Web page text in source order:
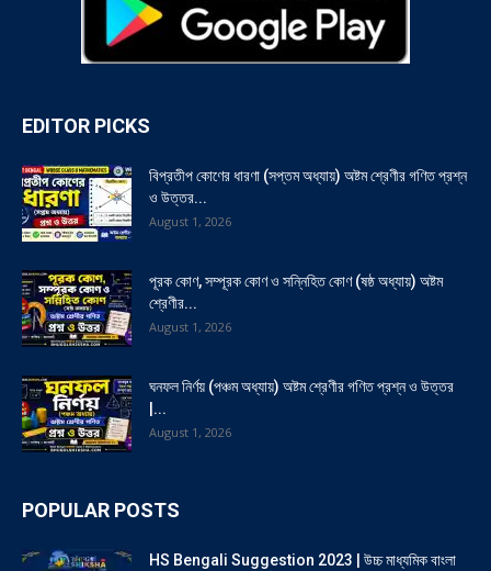
EDITOR PICKS
বিপ্রতীপ কোণের ধারণা (সপ্তম অধ্যায়) অষ্টম শ্রেণীর গণিত প্রশ্ন
ও উত্তর...
August 1, 2026
পূরক কোণ, সম্পূরক কোণ ও সন্নিহিত কোণ (ষষ্ঠ অধ্যায়) অষ্টম
শ্রেণীর...
August 1, 2026
ঘনফল নির্ণয় (পঞ্চম অধ্যায়) অষ্টম শ্রেণীর গণিত প্রশ্ন ও উত্তর
|...
August 1, 2026
POPULAR POSTS
HS Bengali Suggestion 2023 | উচ্চ মাধ্যমিক বাংলা